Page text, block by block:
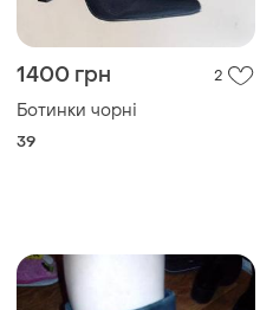
1400 грн 2
Ботинки чорні
39